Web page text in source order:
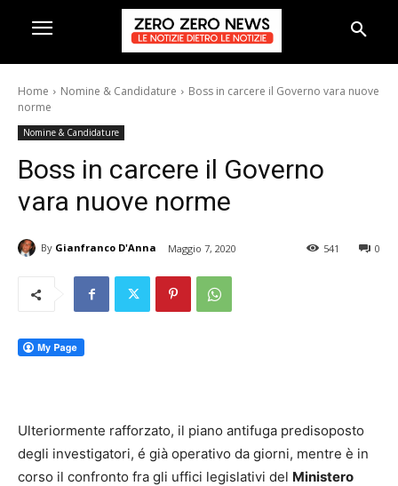
Home Nomine & Candidature
Boss in carcere il Governo vara nuove
norme
Nomine & Candidature
Boss in carcere il Governo
vara nuove norme
By Gianfranco D'Anna Maggio 7, 2020 0
541
Ulteriormente rafforzato, il piano antifuga predisoposto
degli investigatori, é già operativo da giorni, mentre è in
corso il confronto fra gli uffici legislativi del Ministero